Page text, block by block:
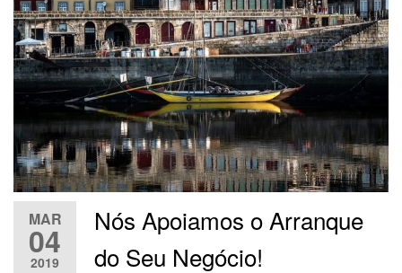
MAR
04
2019
Nós Apoiamos o Arranque
do Seu Negócio!